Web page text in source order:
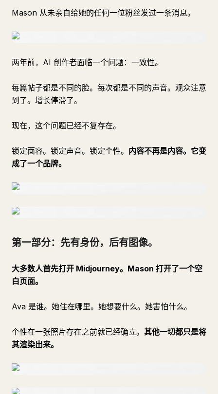
Mason 从未亲自给她的任何一位粉丝发过一条消息。
两年前，AI 创作者面临一个问题：一致性。
每篇帖子都是不同的脸。每次都是不同的声音。观众注意
到了。增长停滞了。
现在，这个问题已经不复存在。
锁定面容。锁定声音。锁定个性。 内容不再是内容。它变
成了一个品牌。
第一部分：先有身份，后有图像。
大多数人首先打开 Midjourney。Mason 打开了一个空
白页面。
Ava 是谁。她住在哪里。她想要什么。她害怕什么。
个性在一张照片存在之前就已经确立。 其他一切都只是将
其渲染出来。